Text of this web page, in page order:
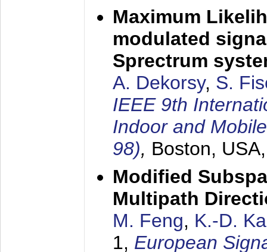
Maximum
modulated
Sprectrum
A. Dekorsy, S.
IEEE 9th
Indoor and
98), Boston,
Modified
Multipath
M. Feng, K.-D.
1, European